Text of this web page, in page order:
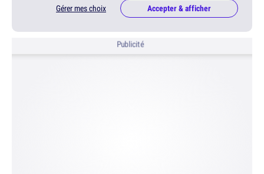
Gérer mes choix Accepter & afficher
Publicité